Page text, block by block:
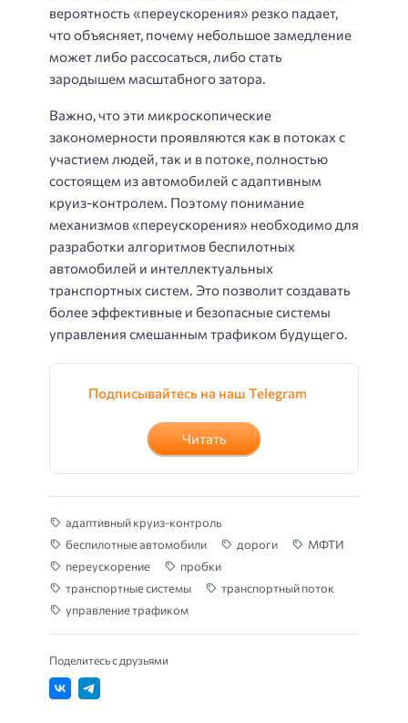
вероятность «переускорения» резко падает,
что объясняет, почему небольшое замедление
может либо рассосаться, либо стать
зародышем масштабного затора.
Важно, что эти микроскопические
закономерности проявляются как в потоках с
участием людей, так и в потоке, полностью
состоящем из автомобилей с адаптивным
круиз-контролем. Поэтому понимание
механизмов «переускорения» необходимо для
разработки алгоритмов беспилотных
автомобилей и интеллектуальных
транспортных систем. Это позволит создавать
более эффективные и безопасные системы
управления смешанным трафиком будущего.
Подписывайтесь на наш Telegram
Читать
адаптивный круиз-контроль
беспилотные автомобили
дороги
МФТИ
переускорение
пробки
транспортные системы
транспортный поток
управление трафиком
Поделитесь с друзьями